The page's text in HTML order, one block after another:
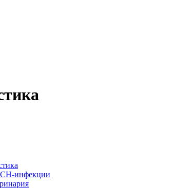
инфекции